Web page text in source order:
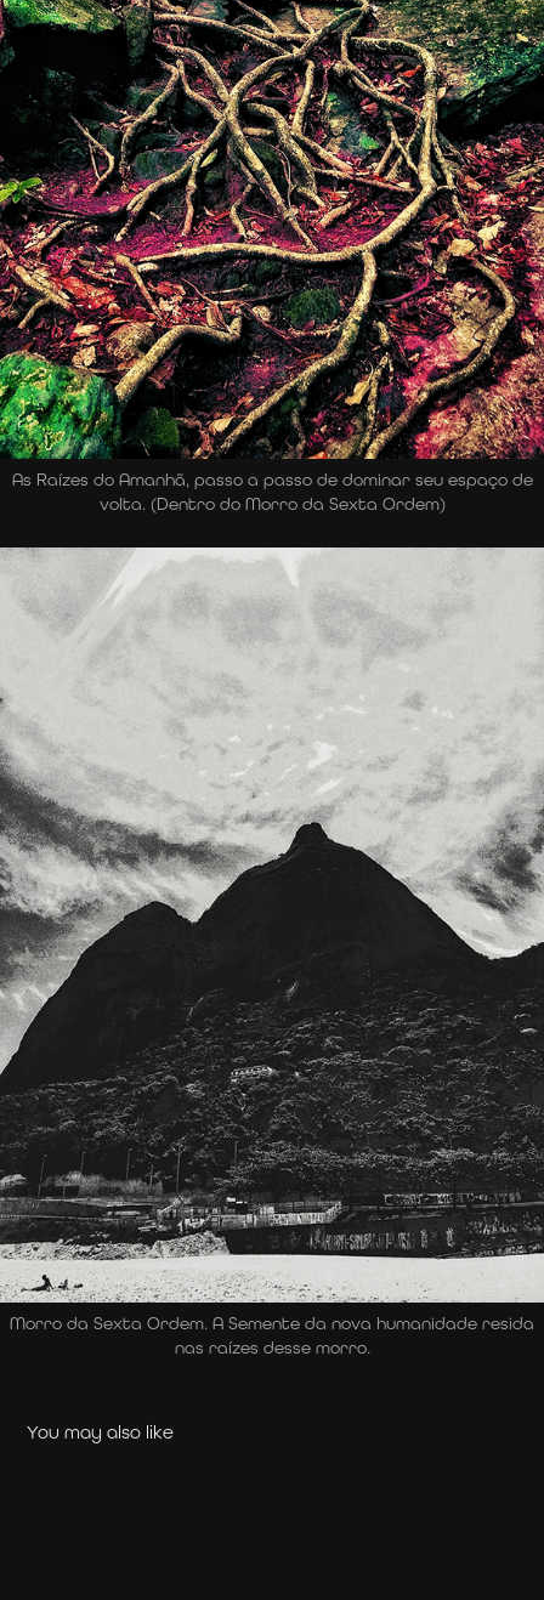
As Raízes do Amanhã, passo a passo de dominar seu espaço de
volta. (Dentro do Morro da Sexta Ordem)
Morro da Sexta Ordem. A Semente da nova humanidade resida
nas raízes desse morro.
You may also like